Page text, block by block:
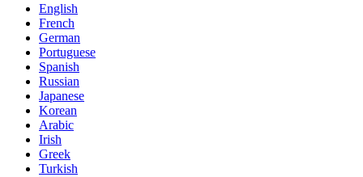
English
French
German
Portuguese
Spanish
Russian
Japanese
Korean
Arabic
Irish
Greek
Turkish